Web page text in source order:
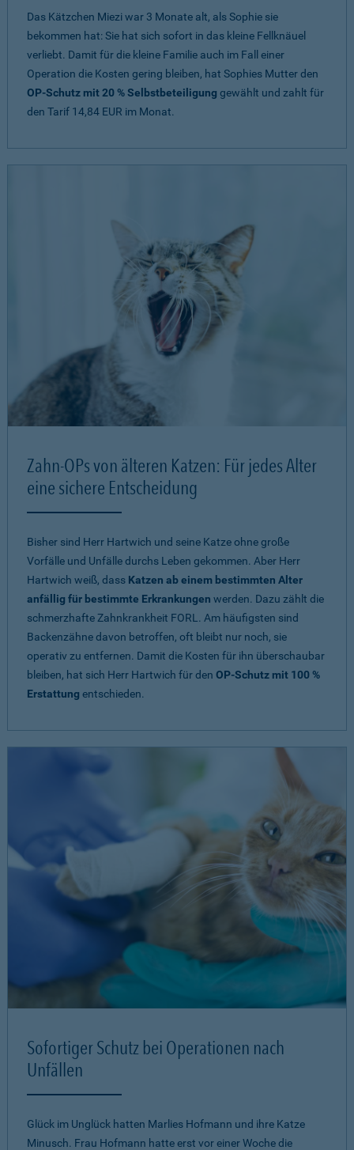
Das Kätzchen Miezi war 3 Monate alt, als Sophie sie
bekommen hat: Sie hat sich sofort in das kleine Fellknäuel
verliebt. Damit für die kleine Familie auch im Fall einer
Operation die Kosten gering bleiben, hat Sophies Mutter den
OP-Schutz mit 20 % Selbstbeteiligung gewählt und zahlt für
den Tarif 14,84 EUR im Monat.
Zahn-OPs von älteren Katzen: Für jedes Alter
eine sichere Entscheidung
Bisher sind Herr Hartwich und seine Katze ohne große
Vorfälle und Unfälle durchs Leben gekommen. Aber Herr
Hartwich weiß, dass Katzen ab einem bestimmten Alter
anfällig für bestimmte Erkrankungen werden. Dazu zählt die
schmerzhafte Zahnkrankheit FORL. Am häufigsten sind
Backenzähne davon betroffen, oft bleibt nur noch, sie
operativ zu entfernen. Damit die Kosten für ihn überschaubar
bleiben, hat sich Herr Hartwich für den OP-Schutz mit 100 %
Erstattung entschieden.
Sofortiger Schutz bei Operationen nach
Unfällen
Glück im Unglück hatten Marlies Hofmann und ihre Katze
Minusch. Frau Hofmann hatte erst vor einer Woche die